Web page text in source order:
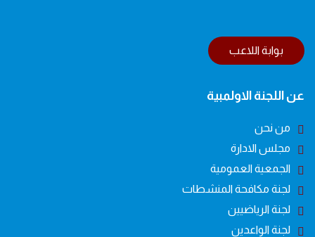
بوابة اللاعب
عن اللجنة الاولمبية
من نحن
مجلس الادارة
الجمعية العمومية
لجنة مكافحة المنشطات
لجنة الرياضيين
لجنة الواعدين